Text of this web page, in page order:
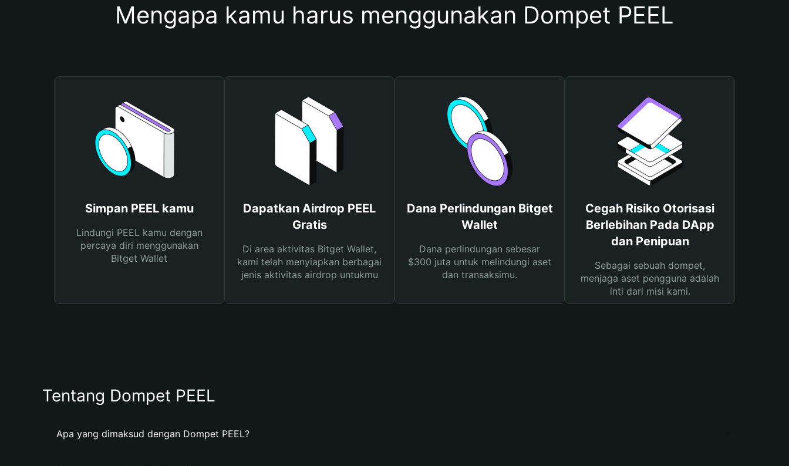
Mengapa kamu harus menggunakan Dompet PEEL
Simpan PEEL kamu
Lindungi PEEL kamu dengan
percaya diri menggunakan
Bitget Wallet
Dapatkan Airdrop PEEL
Gratis
Di area aktivitas Bitget Wallet,
kami telah menyiapkan berbagai
jenis aktivitas airdrop untukmu
Dana Perlindungan Bitget
Wallet
Dana perlindungan sebesar
$300 juta untuk melindungi aset
dan transaksimu.
Cegah Risiko Otorisasi
Berlebihan Pada DApp
dan Penipuan
Sebagai sebuah dompet,
menjaga aset pengguna adalah
inti dari misi kami.
Tentang Dompet PEEL
Apa yang dimaksud dengan Dompet PEEL?